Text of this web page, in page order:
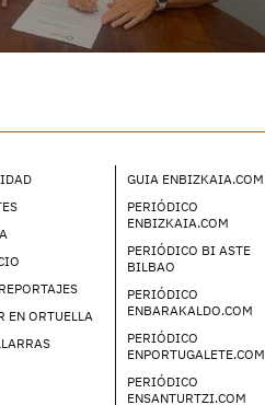
EN ORTUELLA
GUIA ENBIZKAIA.COM
PERIÓDICO
ENBIZKAIA.COM
PERIÓDICO BI ASTE
BILBAO
PERIÓDICO
ENBARAKALDO.COM
PERIÓDICO
ENPORTUGALETE.COM
PERIÓDICO
ENSANTURTZI.COM